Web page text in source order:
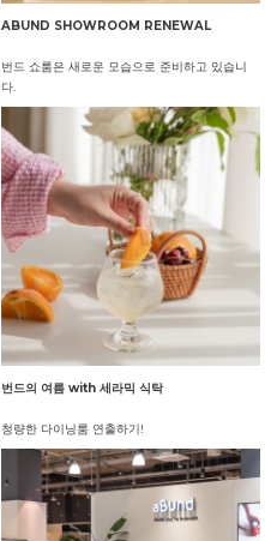
ABUND SHOWROOM RENEWAL
번드 쇼룸은 새로운 모습으로 준비하고 있습니
다.
번드의 여름 with 세라믹 식탁
청량한 다이닝룸 연출하기!